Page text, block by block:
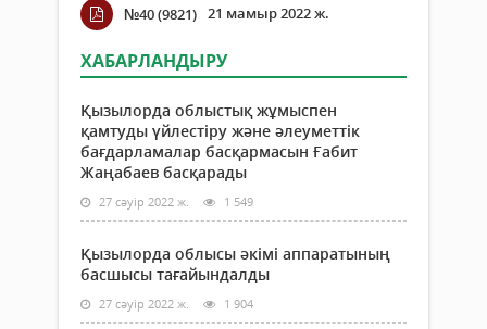
№40 (9821) 21 мамыр 2022 ж.
ХАБАРЛАНДЫРУ
Қызылорда облыстық жұмыспен
қамтуды үйлестіру және әлеуметтік
бағдарламалар басқармасын Ғабит
Жаңабаев басқарады
27 сәуір 2022 ж. 1 549
Қызылорда облысы әкімі аппаратының
басшысы тағайындалды
27 сәуір 2022 ж. 1 904